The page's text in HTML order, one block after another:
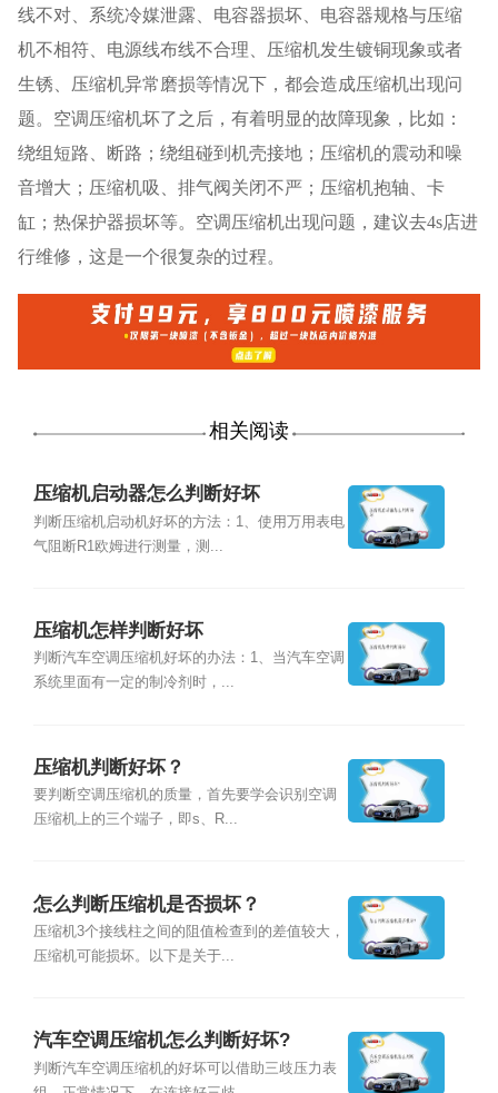
线不对、系统冷媒泄露、电容器损坏、电容器规格与压缩
机不相符、电源线布线不合理、压缩机发生镀铜现象或者
生锈、压缩机异常磨损等情况下，都会造成压缩机出现问
题。空调压缩机坏了之后，有着明显的故障现象，比如：
绕组短路、断路；绕组碰到机壳接地；压缩机的震动和噪
音增大；压缩机吸、排气阀关闭不严；压缩机抱轴、卡
缸；热保护器损坏等。空调压缩机出现问题，建议去4s店进
行维修，这是一个很复杂的过程。
相关阅读
压缩机启动器怎么判断好坏
判断压缩机启动机好坏的方法：1、使用万用表电
气阻断R1欧姆进行测量，测...
压缩机怎样判断好坏
判断汽车空调压缩机好坏的办法：1、当汽车空调
系统里面有一定的制冷剂时，...
压缩机判断好坏？
要判断空调压缩机的质量，首先要学会识别空调
压缩机上的三个端子，即s、R...
怎么判断压缩机是否损坏？
压缩机3个接线柱之间的阻值检查到的差值较大，
压缩机可能损坏。以下是关于...
汽车空调压缩机怎么判断好坏?
判断汽车空调压缩机的好坏可以借助三歧压力表